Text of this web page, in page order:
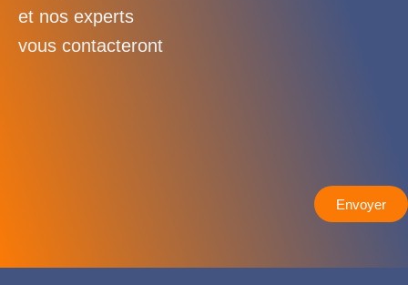
et nos experts
vous contacteront
Envoyer